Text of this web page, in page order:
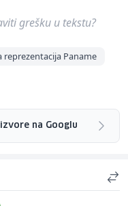
grešku u tekstu?
Paname
na Googlu